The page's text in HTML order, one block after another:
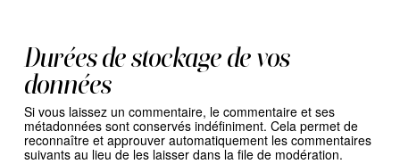
Durées de stockage de vos
données
Si vous laissez un commentaire, le commentaire et ses
métadonnées sont conservés indéfiniment. Cela permet de
reconnaître et approuver automatiquement les commentaires
suivants au lieu de les laisser dans la file de modération.